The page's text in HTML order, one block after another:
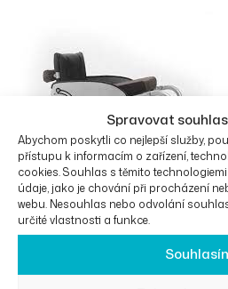
Spravovat
Abychom poskytli co nejlepší služby,
přístupu k informacím o zařízení,
cookies. Souhlas s těmito
údaje, jako je chování při procházení
webu. Nesouhlas nebo odvolání
určité vlastnosti a funkce.
Možnost mnoha úprav